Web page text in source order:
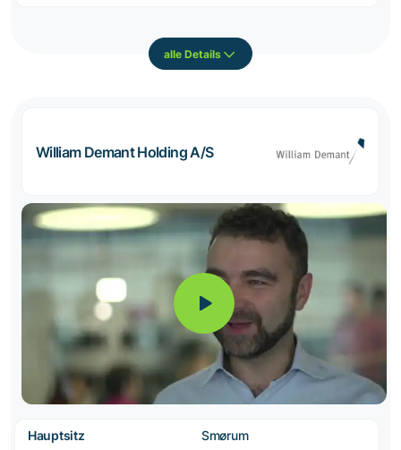
alle Details
William Demant Holding A/S
Hauptsitz Smørum